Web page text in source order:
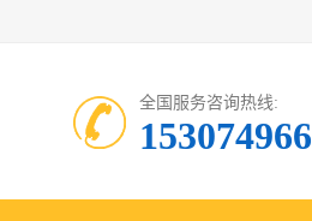
全国服务咨询热线: